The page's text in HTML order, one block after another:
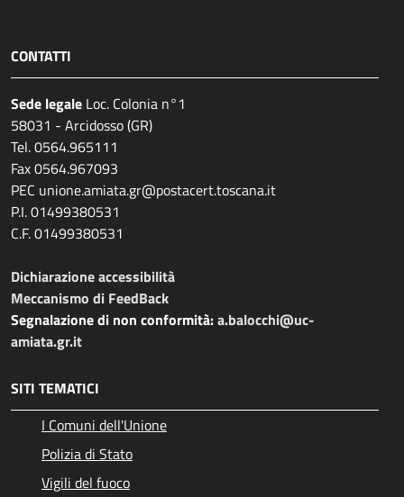
CONTATTI
Sede legale Loc. Colonia n°1
58031 - Arcidosso (GR)
Tel. 0564.965111
Fax 0564.967093
PEC unione.amiata.gr@postacert.toscana.it
P.I. 01499380531
C.F. 01499380531
Dichiarazione accessibilità
Meccanismo di FeedBack
Segnalazione di non conformità:a.balocchi@uc-
amiata.gr.it
SITI TEMATICI
I Comuni dell'Unione
Polizia di Stato
Vigili del fuoco